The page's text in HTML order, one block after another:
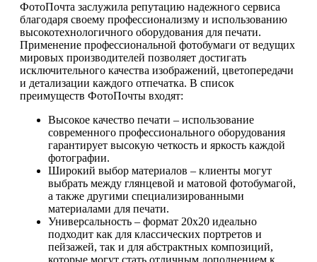
ФотоПочта заслужила репутацию надежного сервиса
благодаря своему профессионализму и использованию
высокотехнологичного оборудования для печати.
Применение профессиональной фотобумаги от ведущих
мировых производителей позволяет достигать
исключительного качества изображений, цветопередачи
и детализации каждого отпечатка. В список
преимуществ ФотоПочты входят:
Высокое качество печати – использование
современного профессионального оборудования
гарантирует высокую четкость и яркость каждой
фотографии.
Широкий выбор материалов – клиенты могут
выбрать между глянцевой и матовой фотобумагой,
а также другими специализированными
материалами для печати.
Универсальность – формат 20х20 идеально
подходит как для классических портретов и
пейзажей, так и для абстрактных композиций,